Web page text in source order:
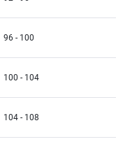
96 - 100
100 - 104
104 - 108